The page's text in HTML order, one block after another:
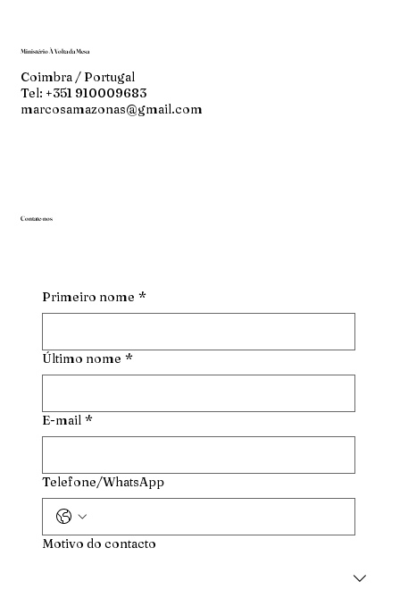
Ministério À Volta da Mesa
Coimbra / Portugal
Tel: +351 910009683
marcosamazonas@gmail.com
Contate-nos
Primeiro nome *
Último nome *
E-mail *
Telefone/WhatsApp
Motivo do contacto